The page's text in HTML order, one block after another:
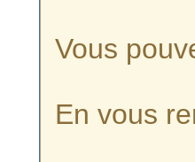
Vous
En vous